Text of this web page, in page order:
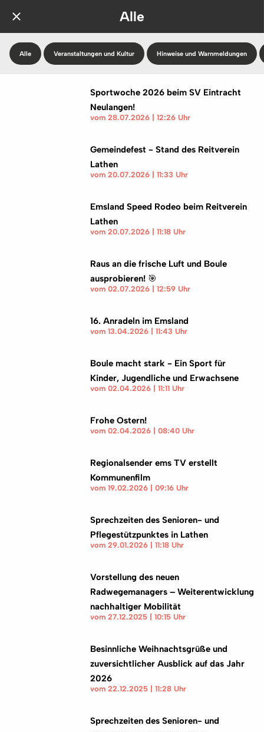
Alle
Alle Veranstaltungen und Kultur Hinweise und Warnmeldungen
Sportwoche 2026 beim SV Eintracht
Neulangen!
vom 28.07.2026 | 12:26 Uhr
Gemeindefest - Stand des Reitverein
Lathen
vom 20.07.2026 | 11:33 Uhr
Emsland Speed Rodeo beim Reitverein
Lathen
vom 20.07.2026 | 11:18 Uhr
Raus an die frische Luft und Boule
ausprobieren! 🎯
vom 02.07.2026 | 12:59 Uhr
16. Anradeln im Emsland
vom 13.04.2026 | 11:43 Uhr
Boule macht stark - Ein Sport für
Kinder, Jugendliche und Erwachsene
vom 02.04.2026 | 11:11 Uhr
Frohe Ostern!
vom 02.04.2026 | 08:40 Uhr
Regionalsender ems TV erstellt
Kommunenfilm
vom 19.02.2026 | 09:16 Uhr
Sprechzeiten des Senioren- und
Pflegestützpunktes in Lathen
vom 29.01.2026 | 11:18 Uhr
Vorstellung des neuen
Radwegemanagers – Weiterentwicklung
nachhaltiger Mobilität
vom 27.12.2025 | 10:15 Uhr
Besinnliche Weihnachtsgrüße und
zuversichtlicher Ausblick auf das Jahr
2026
vom 22.12.2025 | 11:28 Uhr
Sprechzeiten des Senioren- und